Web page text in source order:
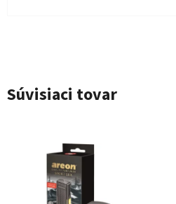
Súvisiaci tovar